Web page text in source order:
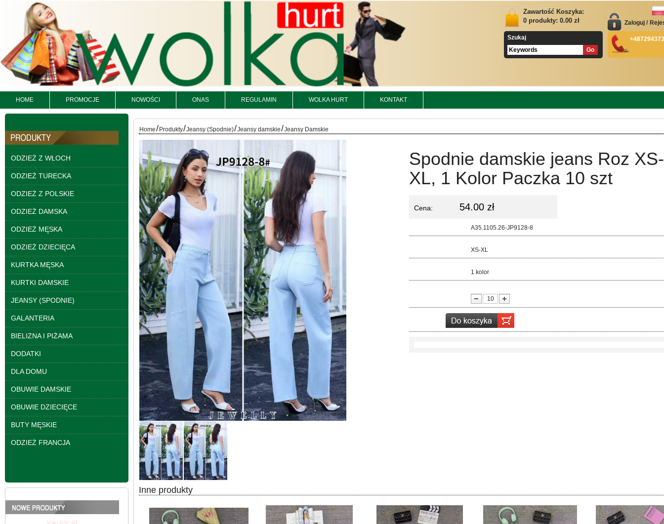
Zawartość Koszyka:
0 produkty: 0.00 zł
Szukaj
Zaloguj /
HOME PROMOCJE NOWOŚCI ONAS REGULAMIN WOLKA HURT KONTAKT
ODZIEŻ Z WŁOCH
ODZIEŻ TURECKA
ODZIEŻ Z POLSKIE
ODZIEŻ DAMSKA
ODZIEŻ MĘSKA
ODZIEŻ DZIECIĘCA
KURTKA MĘSKA
KURTKI DAMSKIE
JEANSY (SPODNIE)
GALANTERIA
BIELIZNA I PIŻAMA
DODATKI
DLA DOMU
OBUWIE DAMSKIE
OBUWIE DZIECIĘCE
BUTY MĘSKIE
ODZIEŻ FRANCJA
Spodnie damskie
jeansy Roz 25-30, 1
Kolor Paczka 10 szt
61.00 zł
Spodnie damskie
jeansy Roz 25-30, 1
Kolor Paczka 10 szt
Home/ Produkty/Jeansy (Spodnie)/Jeansy damskie/Jeansy Damskie
Spodnie damskie jeans Roz XS-
XL, 1 Kolor Paczka 10 szt
Cena: 54.00 zł
A35.1105.26-JP9128-8
XS-XL
1 kolor
Inne produkty